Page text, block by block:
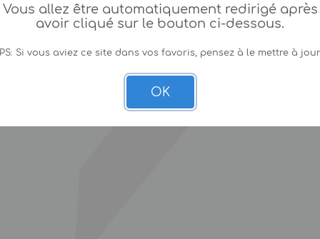
Vous allez être automatiquement redirigé après
avoir cliqué sur le bouton ci-dessous.
PS: Si vous aviez ce site dans vos favoris, pensez à le mettre à
OK